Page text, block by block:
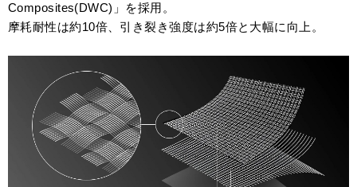
Composites(DWC)」を採用。
摩耗耐性は約10倍、引き裂き強度は約5倍と大幅に向上。